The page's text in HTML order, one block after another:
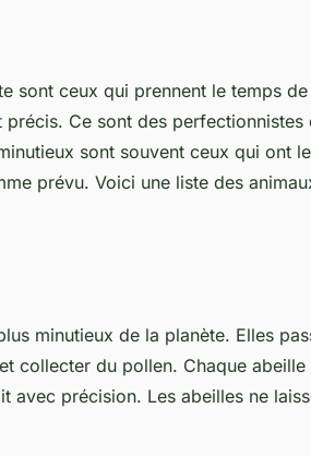
sont ceux qui prennent le temps
Ce sont des perfectionnistes
sont souvent ceux qui ont
prévu. Voici une liste des
minutieux de la planète. Elles
collecter du pollen. Chaque abeille
avec précision. Les abeilles ne